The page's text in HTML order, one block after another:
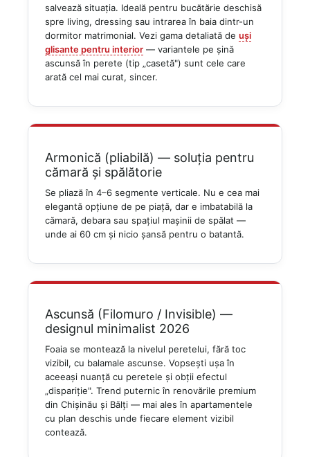
salvează situația. Ideală pentru bucătărie deschisă
spre living, dressing sau intrarea în baia dintr-un
dormitor matrimonial. Vezi gama detaliată de uși
glisante pentru interior — variantele pe șină
ascunsă în perete (tip „casetă") sunt cele care
arată cel mai curat, sincer.
Armonică (pliabilă) — soluția pentru
cămară și spălătorie
Se pliază în 4–6 segmente verticale. Nu e cea mai
elegantă opțiune de pe piață, dar e imbatabilă la
cămară, debara sau spațiul mașinii de spălat —
unde ai 60 cm și nicio șansă pentru o batantă.
Ascunsă (Filomuro / Invisible) —
designul minimalist 2026
Foaia se montează la nivelul peretelui, fără toc
vizibil, cu balamale ascunse. Vopsești ușa în
aceeași nuanță cu peretele și obții efectul
„dispariție". Trend puternic în renovările premium
din Chișinău și Bălți — mai ales în apartamentele
cu plan deschis unde fiecare element vizibil
contează.